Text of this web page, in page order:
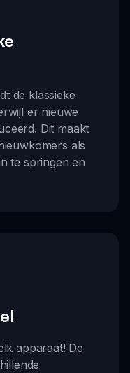
de klassieke
er nieuwe
Dit maakt
als
te springen en
apparaat! De